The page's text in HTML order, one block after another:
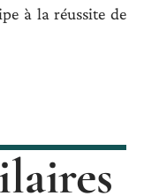
à la réussite de